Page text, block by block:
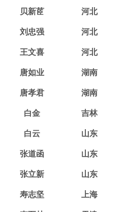
贝新茝 河北
刘忠强 河北
王文喜 河北
唐如业 湖南
唐孝君 湖南
白金 吉林
白云 山东
张道函 山东
张立新 山东
寿志坚 上海